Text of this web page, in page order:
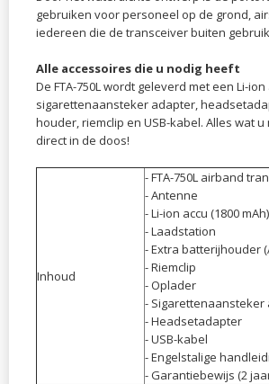
gebruiken voor personeel op de grond,
iedereen die de transceiver buiten
Alle accessoires die u nodig heeft
De FTA-750L wordt geleverd met een Li-
sigarettenaansteker adapter,
houder , riemclip en USB-kabel. Alles wat
direct in de doos!
Inhoud
- FTA-750L airband
- Antenne
​- Li-ion accu (1800 mAh)
- Laadstation
- Extra batterijhouder
- Riemclip
- Oplader
- Sigarettenaansteker
- Headsetadapter
- USB-kabel
- Engelstalige
- Garantiebewijs (2